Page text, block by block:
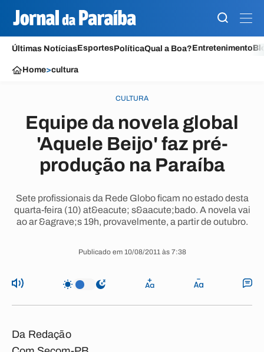
Últimas NotíciasEsportesPolíticaQual a Boa?Entretenimento
Home>cultura
CULTURA
Equipe da novela global
'Aquele Beijo' faz pré-
produção na Paraíba
Sete profissionais da Rede Globo ficam no estado desta
quarta-feira (10) at&eacute; s&aacute;bado. A novela vai
ao ar &agrave;s 19h, provavelmente, a partir de outubro.
Publicado em 10/08/2011 às 7:38
Da Redação